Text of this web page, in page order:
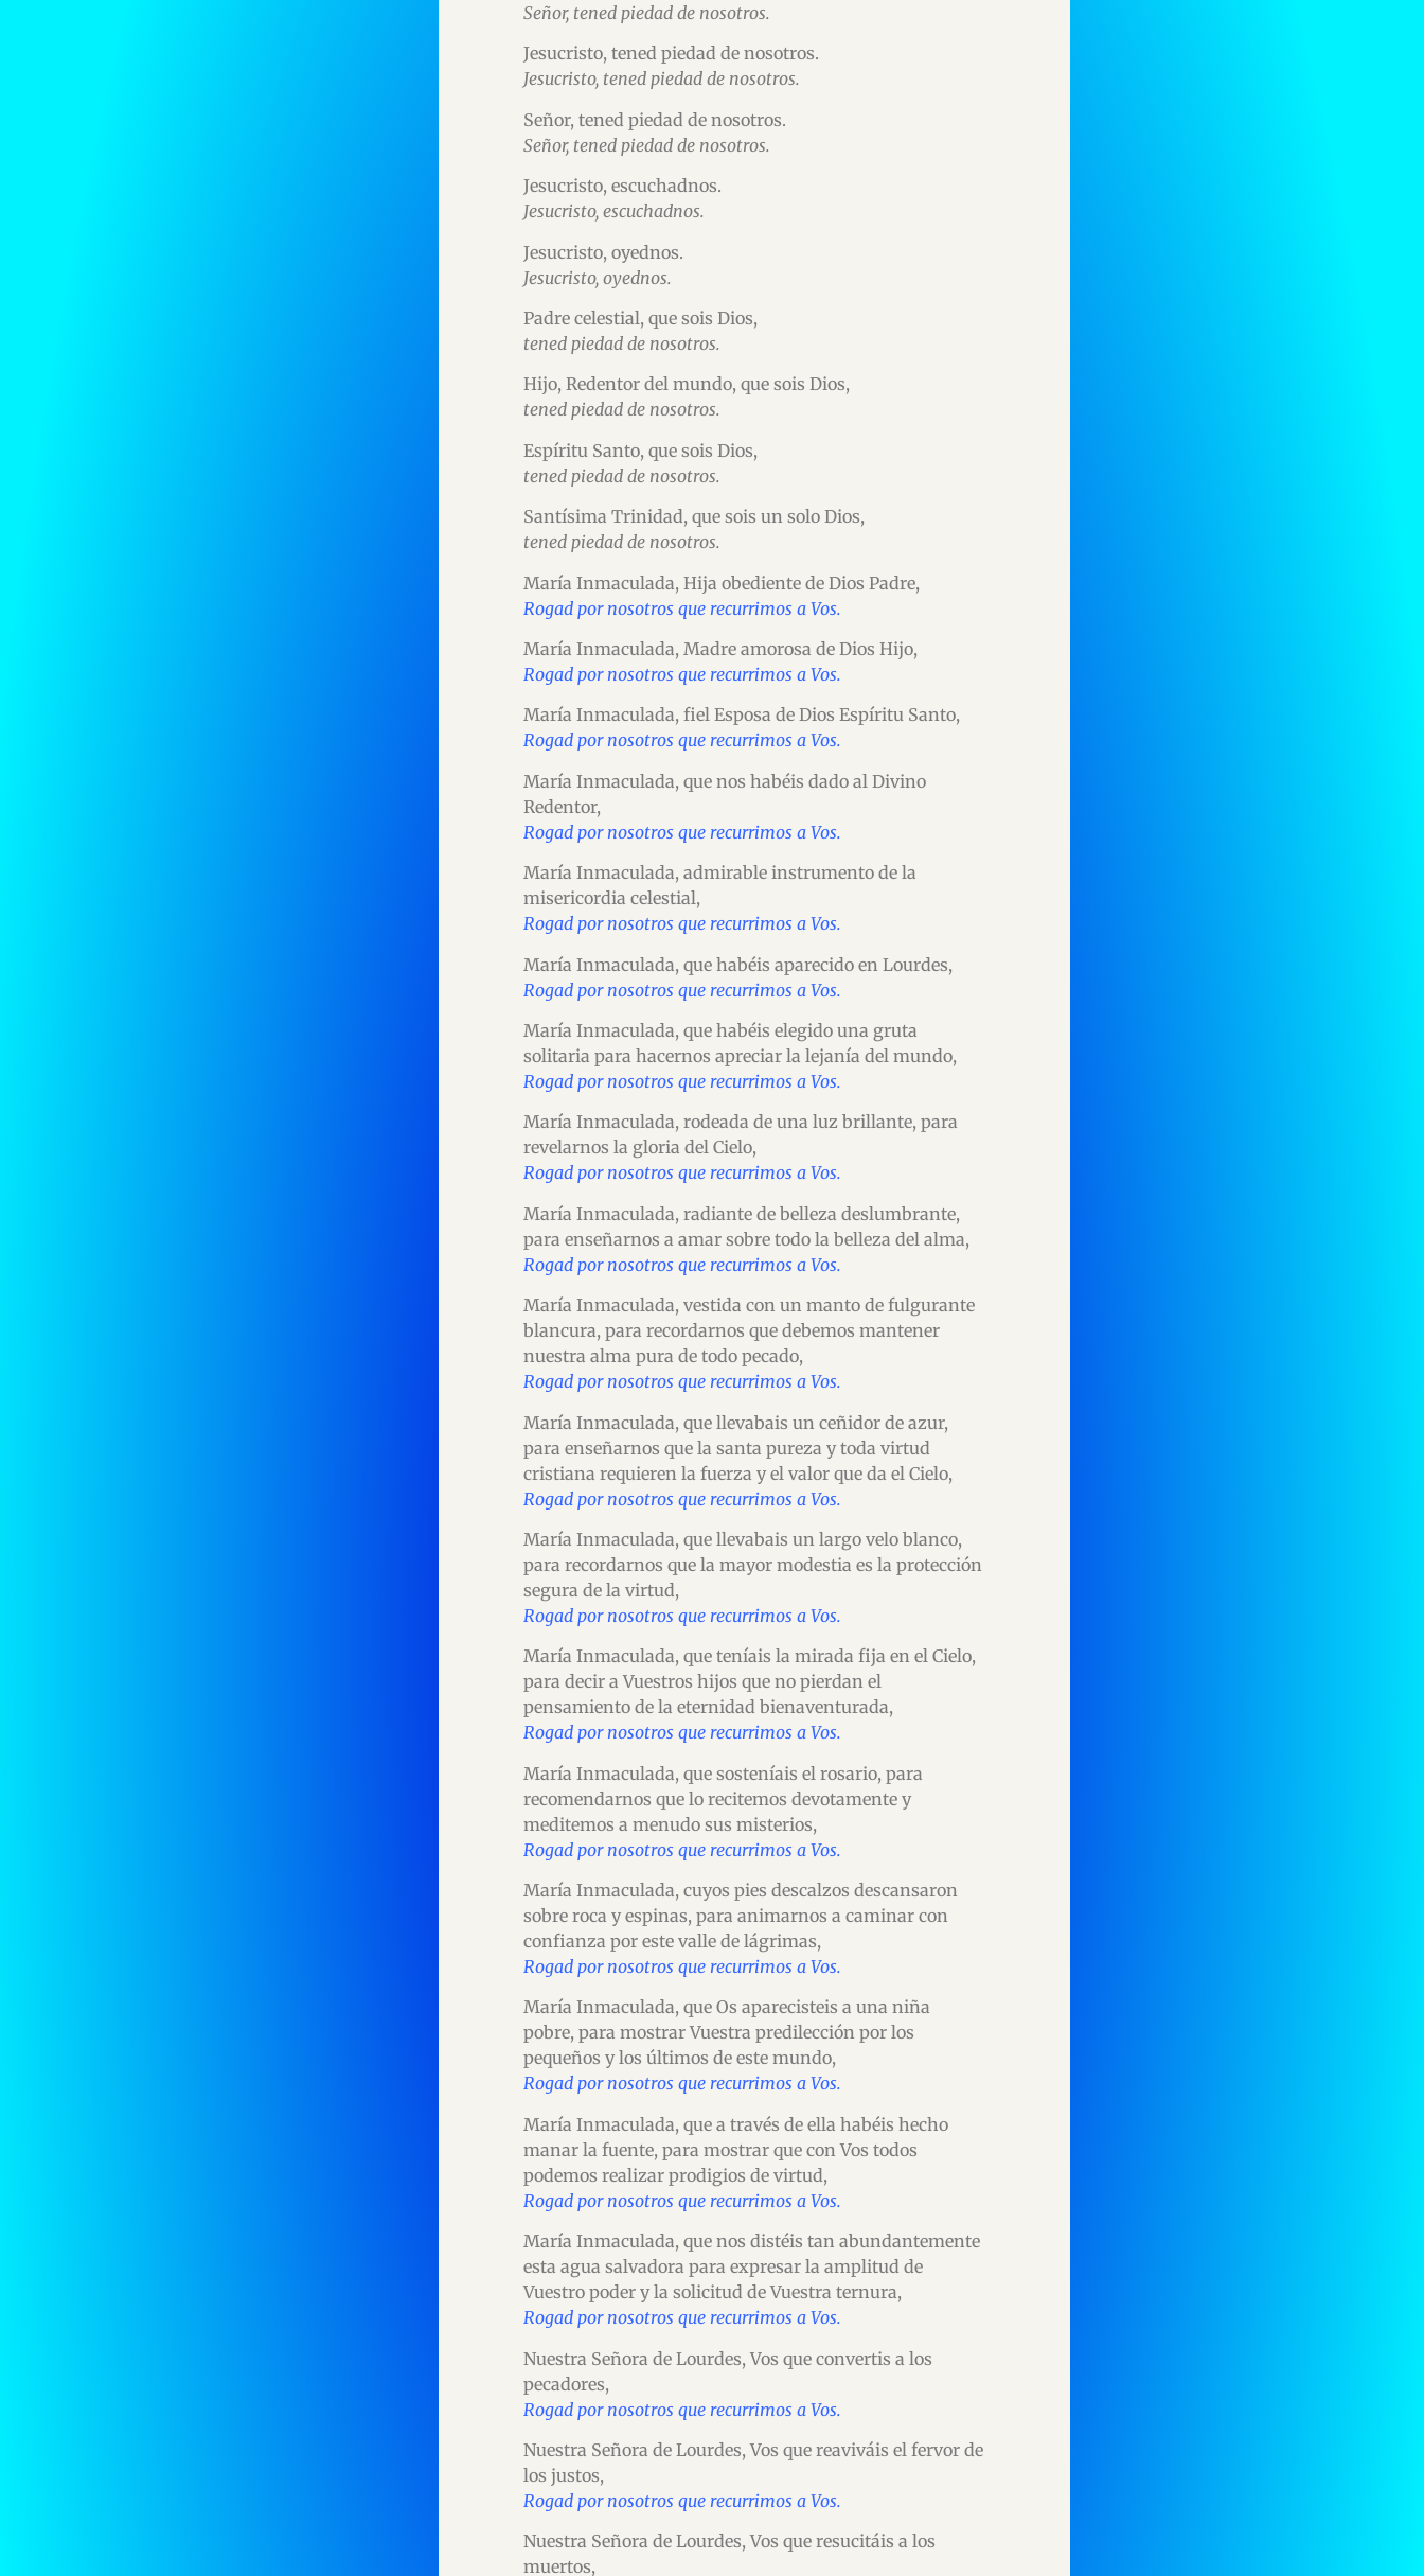
Señor, tened piedad de nosotros.
Jesucristo, tened piedad de nosotros.
Jesucristo, tened piedad de nosotros.
Señor, tened piedad de nosotros.
Señor, tened piedad de nosotros.
Jesucristo, escuchadnos.
Jesucristo, escuchadnos.
Jesucristo, oyednos.
Jesucristo, oyednos.
Padre celestial, que sois Dios,
tened piedad de nosotros.
Hijo, Redentor del mundo, que sois Dios,
tened piedad de nosotros.
Espíritu Santo, que sois Dios,
tened piedad de nosotros.
Santísima Trinidad, que sois un solo Dios,
tened piedad de nosotros.
María Inmaculada, Hija obediente de Dios Padre,
Rogad por nosotros que recurrimos a Vos.
María Inmaculada, Madre amorosa de Dios Hijo,
Rogad por nosotros que recurrimos a Vos.
María Inmaculada, fiel Esposa de Dios Espíritu Santo,
Rogad por nosotros que recurrimos a Vos.
María Inmaculada, que nos habéis dado al Divino
Redentor,
Rogad por nosotros que recurrimos a Vos.
María Inmaculada, admirable instrumento de la
misericordia celestial,
Rogad por nosotros que recurrimos a Vos.
María Inmaculada, que habéis aparecido en Lourdes,
Rogad por nosotros que recurrimos a Vos.
María Inmaculada, que habéis elegido una gruta
solitaria para hacernos apreciar la lejanía del mundo,
Rogad por nosotros que recurrimos a Vos.
María Inmaculada, rodeada de una luz brillante, para
revelarnos la gloria del Cielo,
Rogad por nosotros que recurrimos a Vos.
María Inmaculada, radiante de belleza deslumbrante,
para enseñarnos a amar sobre todo la belleza del alma,
Rogad por nosotros que recurrimos a Vos.
María Inmaculada, vestida con un manto de fulgurante
blancura, para recordarnos que debemos mantener
nuestra alma pura de todo pecado,
Rogad por nosotros que recurrimos a Vos.
María Inmaculada, que llevabais un ceñidor de azur,
para enseñarnos que la santa pureza y toda virtud
cristiana requieren la fuerza y el valor que da el Cielo,
Rogad por nosotros que recurrimos a Vos.
María Inmaculada, que llevabais un largo velo blanco,
para recordarnos que la mayor modestia es la protección
segura de la virtud,
Rogad por nosotros que recurrimos a Vos.
María Inmaculada, que teníais la mirada fija en el Cielo,
para decir a Vuestros hijos que no pierdan el
pensamiento de la eternidad bienaventurada,
Rogad por nosotros que recurrimos a Vos.
María Inmaculada, que sosteníais el rosario, para
recomendarnos que lo recitemos devotamente y
meditemos a menudo sus misterios,
Rogad por nosotros que recurrimos a Vos.
María Inmaculada, cuyos pies descalzos descansaron
sobre roca y espinas, para animarnos a caminar con
confianza por este valle de lágrimas,
Rogad por nosotros que recurrimos a Vos.
María Inmaculada, que Os aparecisteis a una niña
pobre, para mostrar Vuestra predilección por los
pequeños y los últimos de este mundo,
Rogad por nosotros que recurrimos a Vos.
María Inmaculada, que a través de ella habéis hecho
manar la fuente, para mostrar que con Vos todos
podemos realizar prodigios de virtud,
Rogad por nosotros que recurrimos a Vos.
María Inmaculada, que nos distéis tan abundantemente
esta agua salvadora para expresar la amplitud de
Vuestro poder y la solicitud de Vuestra ternura,
Rogad por nosotros que recurrimos a Vos.
Nuestra Señora de Lourdes, Vos que convertis a los
pecadores,
Rogad por nosotros que recurrimos a Vos.
Nuestra Señora de Lourdes, Vos que reaviváis el fervor de
los justos,
Rogad por nosotros que recurrimos a Vos.
Nuestra Señora de Lourdes, Vos que resucitáis a los
muertos,